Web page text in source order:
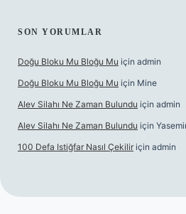
SON YORUMLAR
Doğu Bloku Mu Bloğu Mu için admin
Doğu Bloku Mu Bloğu Mu için Mine
Alev Silahı Ne Zaman Bulundu için admin
Alev Silahı Ne Zaman Bulundu için
100 Defa Istiğfar Nasıl Çekilir için admin